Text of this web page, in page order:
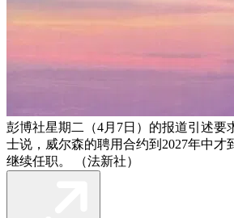
彭博社星期二（4月7日）的报道引述要
士说，威尔森的聘用合约到2027年中才
继续任职。 （法新社）